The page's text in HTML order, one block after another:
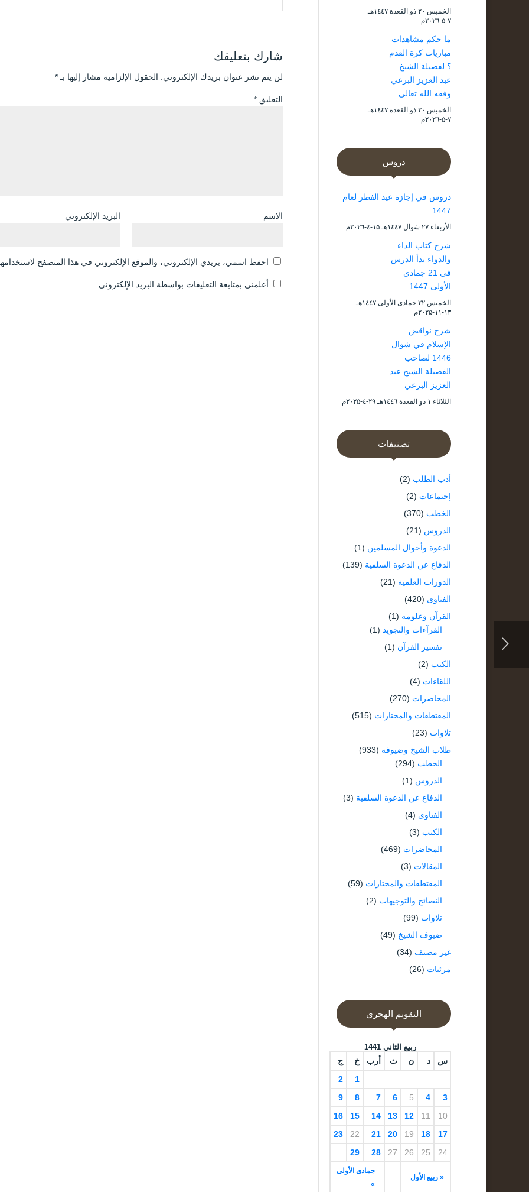
شارك بتعليقك
لن يتم نشر عنوان بريدك الإلكتروني. الحقول الإلزامية مشار إليها بـ *
التعليق *
الاسم البريد الإلكتروني
احفظ اسمي، بريدي الإلكتروني، والموقع الإلكتروني في هذا المتصفح
أعلمني بمتابعة التعليقات بواسطة البريد الإلكتروني.
الخميس ۲۰ ذو القعدة ۱٤٤۷هـ
۷-۵-۲۰۲٦م
ما حكم مشاهدات
مباريات كرة القدم
؟ لفضيلة الشيخ
عبد العزيز البرعي
وفقه الله تعالى
الخميس ۲۰ ذو القعدة ۱٤٤۷هـ
۷-۵-۲۰۲٦م
دروس
دروس في إجازة عيد الفطر لعام
1447
الأربعاء ۲۷ شوال ۱٤٤۷هـ ۱۵-٤-۲۰۲٦م
شرح كتاب الداء
والدواء بدأ الدرس
في 21 جمادى
الأولى 1447
الخميس ۲۲ جمادى الأولى ۱٤٤۷هـ
۱۳-۱۱-۲۰۲۵م
شرح نواقض
الإسلام في شوال
1446 لصاحب
الفضيلة الشيخ عبد
العزيز البرعي
الثلاثاء ۱ ذو القعدة ۱٤٤٦هـ ۲۹-٤-۲۰۲۵م
تصنيفات
أدب الطلب (2)
إجتماعات (2)
الخطب (370)
الدروس (21)
الدعوة وأحوال المسلمين (1)
الدفاع عن الدعوة السلفية (139)
الدورات العلمية (21)
الفتاوى (420)
القرآن وعلومه (1)
القرآءات والتجويد (1)
تفسير القرآن (1)
الكتب (2)
اللقاءات (4)
المحاضرات (270)
المقتطفات والمختارات (515)
تلاوات (23)
طلاب الشيخ وضيوفه (933)
الخطب (294)
الدروس (1)
الدفاع عن الدعوة السلفية (3)
الفتاوى (4)
الكتب (3)
المحاضرات (469)
المقالات (3)
المقتطفات والمختارات (59)
النصائح والتوجيهات (2)
تلاوات (99)
ضيوف الشيخ (49)
غير مصنف (34)
مرئيات (26)
التقويم الهجري
ربيع الثاني 1441
س د ن ث أرب خ ج
« ربيع الأول
جمادى الأولى
»
1
2
3
4
5
6
7
8
9
10
11
12
13
14
15
16
17
18
19
20
21
22
23
24
25
26
27
28
29